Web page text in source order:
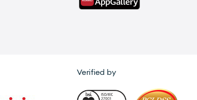
Verified by